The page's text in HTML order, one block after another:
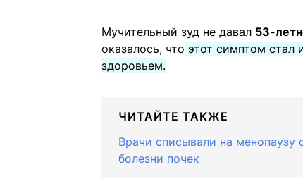
Мучительный зуд не давал 53-
оказалось, что этот симптом стал
здоровьем.
ЧИТАЙТЕ ТАКЖЕ
Врачи списывали на
болезни почек